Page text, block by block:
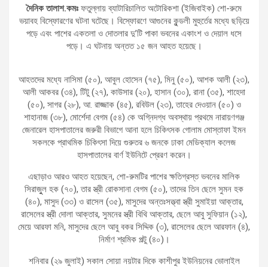
দৈনিক তালাশ.কমঃ ফতুল্লায় ব্যাটারিচালিত অটোরিকশা (ইজিবাইক) শো-রুমে
ভয়াবহ বিস্ফোরণের ঘটনা ঘটেছে। বিস্ফোরণে আগুনের কুন্ডলী মুহুর্তের মধ্যে ছড়িয়ে
পড়ে এবং পাশের একতলা ও দোতলার দু’টি পাকা ভবনের একাংশ ও দেয়াল ধসে
পড়ে। এ ঘটনায় অন্তত ১৫ জন আহত হয়েছে।
আহতদের মধ্যে নাসিমা (৫০), আবুল হোসেন (৭৫), মিনু (৫০), আশক আলী (২৩),
আলী আকবর (৩৪), টিটু (২৭), কাউসার (২০), হাসান (৩০), রানা (৩৫), শাহেদা
(৫০), সাগর (২৮), আ. রাজ্জাক (৪৫), রবিউল (২৩), তাহের দেওয়ান (৫০) ও
শাহানাজ (৩৮), মোর্শেদা বেগম (৫৪) কে অগ্নিদগ্ধ অবস্থায় প্রথমে নারায়ণগঞ্জ
জেনারেল হাসপাতালের জরুরী বিভাগে আনা হলে চিকিৎসক গোলাম মোস্তাফা ইমন
সকলকে প্রাথমিক চিকিৎসা দিয়ে গুরুতর ৬ জনকে ঢাকা মেডিক্যাল কলেজ
হাসপাতালের বার্ণ ইউনিটে প্রেরণ করেন।
এছাড়াও আরও আহত হয়েছেন, শো-রুমটির পাশের ক্ষতিগ্রস্ত ভবনের মালিক
সিরাজুুল হক (৭০), তার স্ত্রী রোকসানা বেগম (৫০), তাদের তিন ছেলে সুমন হক
(৪০), মাসুদ (৩৩) ও রাসেল (৩৫), মাসুদের অন্তঃসত্ত্বা স্ত্রী সুমাইয়া আক্তার,
রাসেলের স্ত্রী দোলা আক্তার, সুমনের স্ত্রী বিথি আক্তার, ছেলে আবু সুফিয়ান (১২),
মেয়ে আরফা মনি, মাসুদের ছেলে আবু বকর সিদ্দিক (৩), রাসেলের ছেলে আরফান (৪),
নির্মাণ শ্রমিক পল্টু (৪০)।
শনিবার (২৯ জুলাই) সকাল সোয়া নয়টার দিকে কাশীপুর ইউনিয়নের ভোলাইল